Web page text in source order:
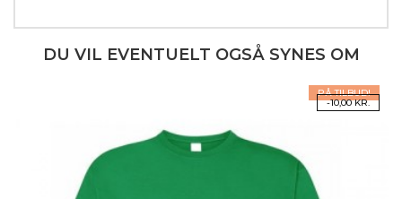
DU VIL EVENTUELT OGSÅ SYNES OM
PÅ TILBUD!
-10,00 KR.